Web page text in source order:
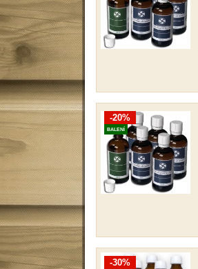
-20%
BALENÍ
-30%